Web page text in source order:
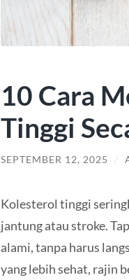
10 Cara
Tinggi
SEPTEMBER 12, 2025 /
Kolesterol tinggi
jantung atau stroke.
alami, tanpa harus
yang lebih sehat, rajin